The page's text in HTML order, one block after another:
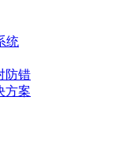
统
防错
方案